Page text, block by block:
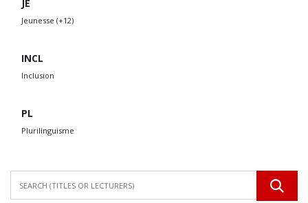
JE
Jeunesse (+12)
INCL
Inclusion
PL
Plurilinguisme